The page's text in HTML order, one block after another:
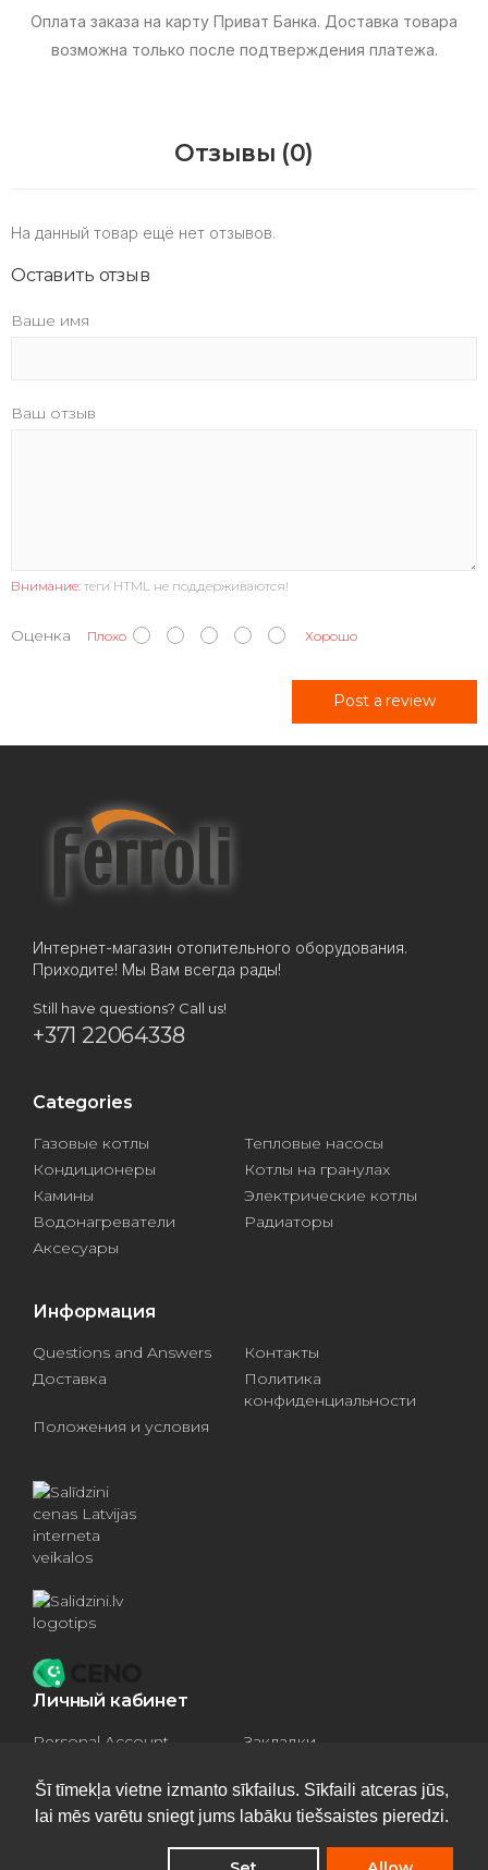
Šī tīmekļa vietne izmanto sīkfailus. Sīkfaili atceras jūs,
lai mēs varētu sniegt jums labāku tiešsaistes pieredzi.
Оплата заказа на карту Приват Банка. Доставка товара
возможна только после подтверждения платежа.
Отзывы (0)
На данный товар ещё нет отзывов.
Оставить отзыв
Ваше имя
Ваш отзыв
Внимание: теги HTML не поддерживаются!
Оценка Плохо Хорошо
Post a review
Интернет-магазин отопительного оборудования.
Приходите! Мы Вам всегда рады!
Still have questions? Call us!
+371 22064338
Categories
Газовые котлы
Тепловые насосы
Кондиционеры
Котлы на гранулах
Камины
Электрические котлы
Водонагреватели
Радиаторы
Аксесуары
Информация
Questions and Answers
Контакты
Доставка
Политика
конфиденциальности
Положения и условия
Личный кабинет
Personal Account
Закладки